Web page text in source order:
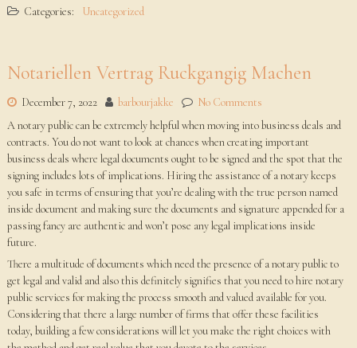
Categories: Uncategorized
Notariellen Vertrag Ruckgangig Machen
December 7, 2022 barbourjakke
No Comments
A notary public can be extremely helpful when moving into business deals and
contracts. You do not want to look at chances when creating important
business deals where legal documents ought to be signed and the spot that the
signing includes lots of implications. Hiring the assistance of a notary keeps
you safe in terms of ensuring that you’re dealing with the true person named
inside document and making sure the documents and signature appended for a
passing fancy are authentic and won’t pose any legal implications inside
future.
There a multitude of documents which need the presence of a notary public to
get legal and valid and also this definitely signifies that you need to hire notary
public services for making the process smooth and valued available for you.
Considering that there a large number of firms that offer these facilities
today, building a few considerations will let you make the right choices with